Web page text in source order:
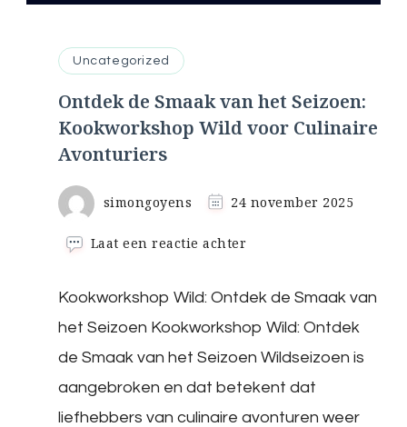
Uncategorized
Ontdek de Smaak van het Seizoen:
Kookworkshop Wild voor Culinaire
Avonturiers
simongoyens 24 november 2025
Laat een reactie achter
Smaak
van
het
Seizoen:
Wild
voor
Kookworkshop Wild: Ontdek de Smaak van
het Seizoen Kookworkshop Wild: Ontdek
de Smaak van het Seizoen Wildseizoen is
aangebroken en dat betekent dat
liefhebbers van culinaire avonturen weer